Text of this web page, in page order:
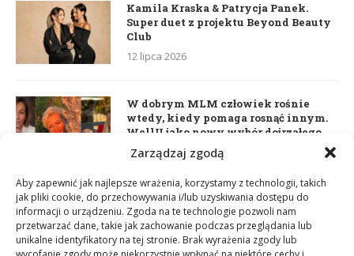
Zarządzaj zgodą
Aby zapewnić jak najlepsze wrażenia, korzystamy z technologii, takich
jak pliki cookie, do przechowywania i/lub uzyskiwania dostępu do
informacji o urządzeniu. Zgoda na te technologie pozwoli nam
przetwarzać dane, takie jak zachowanie podczas przeglądania lub
unikalne identyfikatory na tej stronie. Brak wyrażenia zgody lub
Kamila Kraska & Patrycja Panek.
Super duet z projektu Beyond Beauty
Club
12 lipca 2026
W dobrym MLM człowiek rośnie
wtedy, kiedy pomaga rosnąć innym.
WellU jako nowy wybór dojrzałego
lidera
Daria Dudzik. Kocham Cię
17 kwietnia 2026